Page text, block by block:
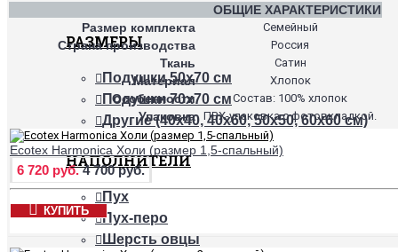
РАЗМЕРЫ
Подушки 50х70 см
Подушки 70х70 см
Другие (40х40, 40х60, 50х50, 60х60 см)
НАПОЛНИТЕЛИ
Пух
Пух-перо
Шерсть овцы
ОБЩИЕ ХАРАКТЕРИСТИКИ
Размер комплекта
Семейный
Страна производства Россия
Ткань Сатин
Материал Хлопок
Особенности Состав: 100% хлопок
Упаковка ПВХ-упаковка с фотовкладкой.
Ecotex Harmonica Холи (размер 1,5-спальный)
6 720 руб. 4 700 руб.
КУПИТЬ